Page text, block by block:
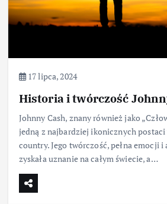
17 lipca, 2024
Historia i twórczość
Johnny Cash, znany również jako
jedną z najbardziej ikonicznych
country. Jego twórczość, pełna emocji
zyskała uznanie na całym świecie, a…